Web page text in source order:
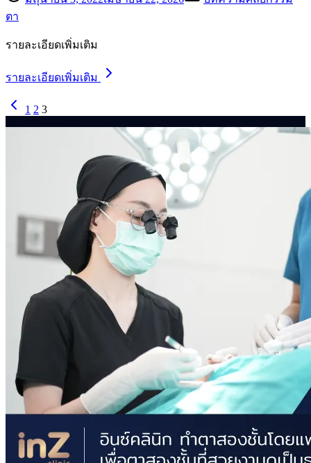
ตา
รายละเอียดเพิ่มเติม
รายละเอียดเพิ่มเติม
1 2 3